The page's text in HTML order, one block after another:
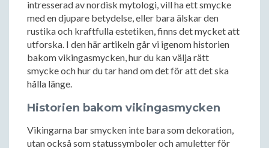
intresserad av nordisk mytologi, vill ha ett smycke
med en djupare betydelse, eller bara älskar den
rustika och kraftfulla estetiken, finns det mycket att
utforska. I den här artikeln går vi igenom historien
bakom vikingasmycken, hur du kan välja rätt
smycke och hur du tar hand om det för att det ska
hålla länge.
Historien bakom vikingasmycken
Vikingarna bar smycken inte bara som dekoration,
utan också som statussymboler och amuletter för